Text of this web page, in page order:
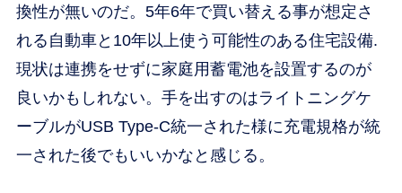
換性が無いのだ。5年6年で買い替える事が想定さ
れる自動車と10年以上使う可能性のある住宅設備.
現状は連携をせずに家庭用蓄電池を設置するのが
良いかもしれない。手を出すのはライトニングケ
ーブルがUSB Type-C統一された様に充電規格が統
一された後でもいいかなと感じる。